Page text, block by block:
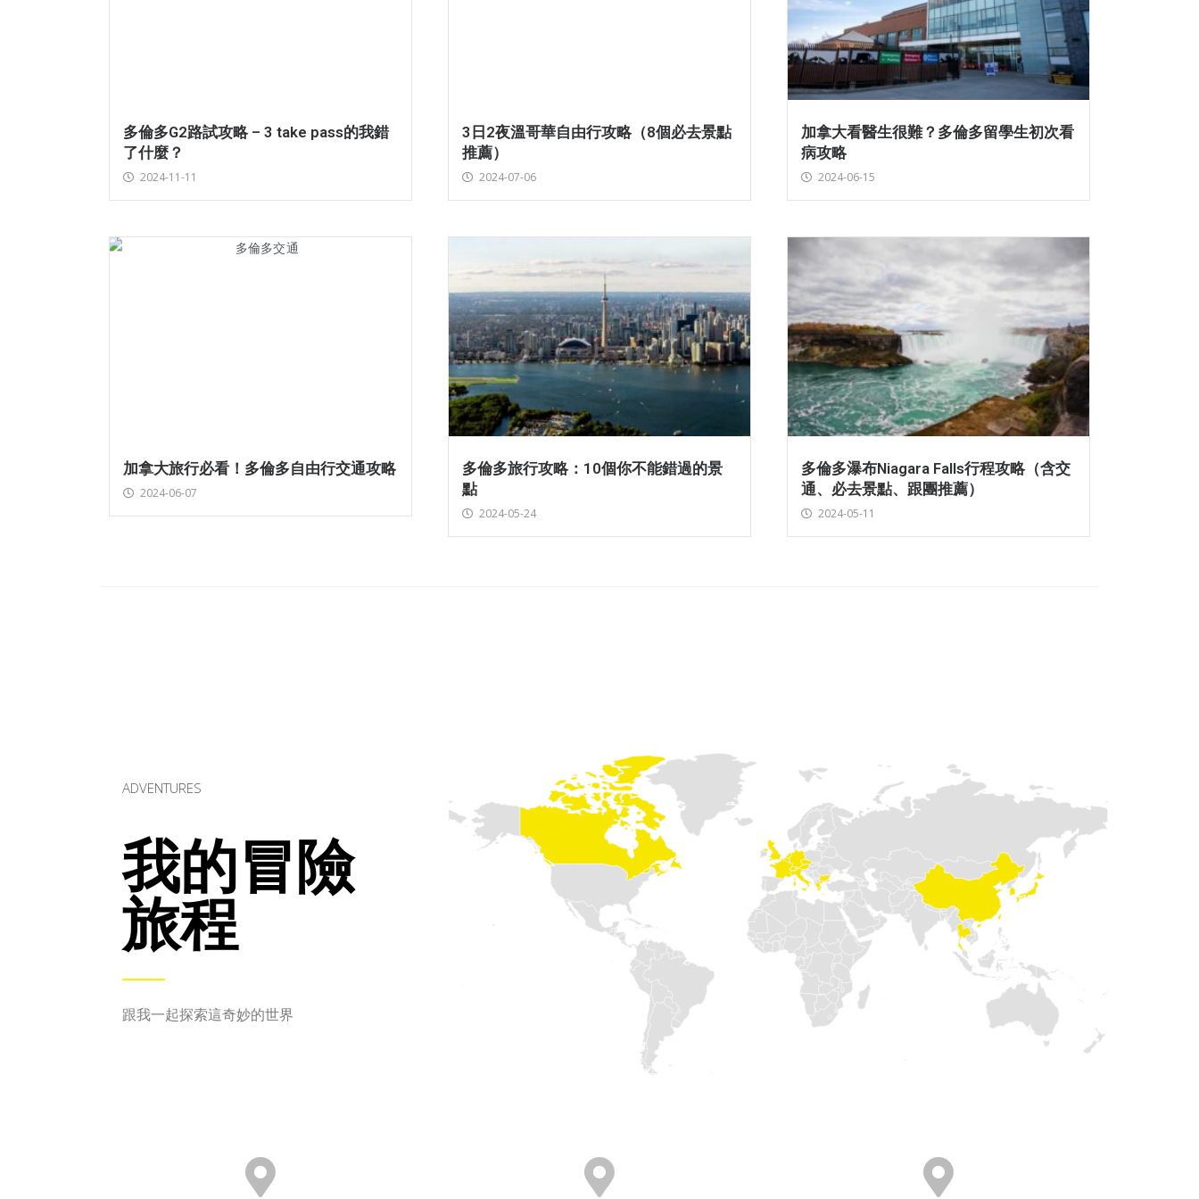
多倫多G2路試攻略 – 3 take pass的我錯
了什麼？
2024-11-11
3日2夜溫哥華自由行攻略（8個必去景點
推薦）
2024-07-06
加拿大看醫生很難？多倫多留學生初次看
病攻略
2024-06-15
加拿大旅行必看！多倫多自由行交通攻略
2024-06-07
多倫多旅行攻略：10個你不能錯過的景
點
2024-05-24
多倫多瀑布Niagara Falls行程攻略（含交
通、必去景點、跟團推薦）
2024-05-11
ADVENTURES
我的冒險
旅程
跟我一起探索這奇妙的世界